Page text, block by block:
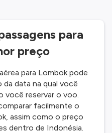
para
preço
para Lombok pode
data na qual você
você reservar o voo.
facilmente o
assim como o preço
dentro de Indonésia.